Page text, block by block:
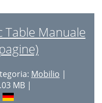
Table Manuale
Mobilio |
MB |